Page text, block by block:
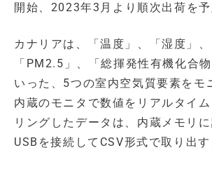
開始、2023年3月より順次出荷を予
カナリアは、「温度」、「湿度」、
「PM2.5」、「総揮発性有機化合
いった、5つの室内空気質要素をモ
内蔵のモニタで数値をリアルタイ
リングしたデータは、内蔵メモリ
USBを接続してCSV形式で取り出す